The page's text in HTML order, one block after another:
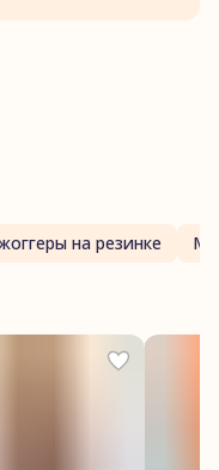
на резинке